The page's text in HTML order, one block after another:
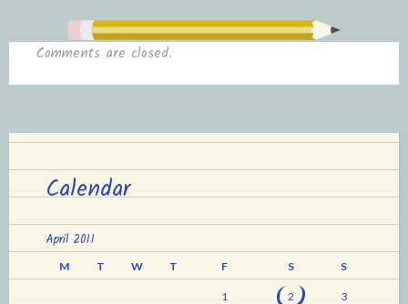
Comments are closed.
Calendar
April 2011
M T W T F S S
1 2 3